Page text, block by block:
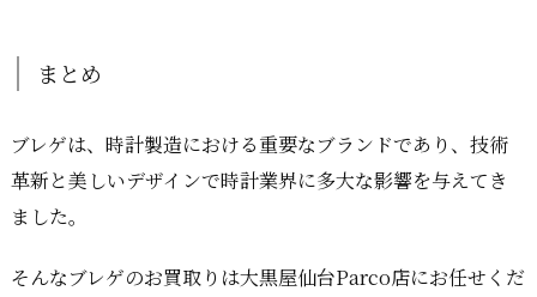
まとめ
ブレゲは、時計製造における重要なブランドであり、技術
革新と美しいデザインで時計業界に多大な影響を与えてき
ました。
そんなブレゲのお買取りは大黒屋仙台Parco店にお任せくだ